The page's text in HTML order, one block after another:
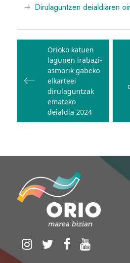
Dirulaguntzen deialdiaren
Bidalketetan
zehar
nabigatu
Orioko katuen
lagunen irabazi-
asmorik gabeko
elkarteei
dirulaguntzak
emateko
deialdia 2024